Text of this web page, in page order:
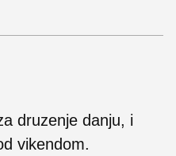
druzenje danju, i
vikendom.